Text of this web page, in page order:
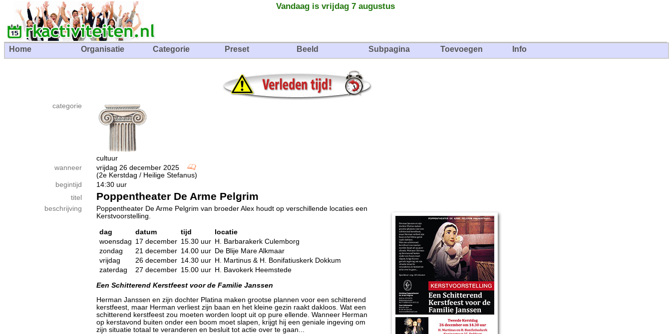
Vandaag is vrijdag 7 augustus
Home Organisatie Categorie Preset Beeld Subpagina Toevoegen Info
categorie
cultuur
wanneer
vrijdag 26 december 2025
(2e Kerstdag / Heilige Stefanus)
begintijd
14:30 uur
titel
Poppentheater De Arme Pelgrim
beschrijving
Poppentheater De Arme Pelgrim van broeder Alex houdt op verschillende locaties een
Kerstvoorstelling.
dag datum tijd
locatie
woensdag 17 december 15.30 uur H. Barbarakerk Culemborg
zondag
21 december 14.00 uur De Blije Mare Alkmaar
vrijdag
26 december 14.30 uur H. Martinus & H. Bonifatiuskerk Dokkum
zaterdag
27 december 15.00 uur H. Bavokerk Heemstede
Een Schitterend Kerstfeest voor de Familie Janssen
Herman Janssen en zijn dochter Platina maken grootse plannen voor een schitterend
kerstfeest, maar Herman verliest zijn baan en het kleine gezin raakt dakloos. Wat een
schitterend kerstfeest zou moeten worden loopt uit op pure ellende. Wanneer Herman
op kerstavond buiten onder een boom moet slapen, krijgt hij een geniale ingeving om
zijn situatie totaal te veranderen en besluit tot actie over te gaan...